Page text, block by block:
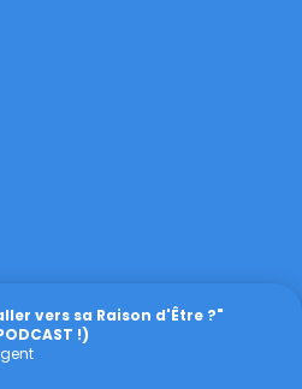
vers sa Raison d'Être ?"
!)